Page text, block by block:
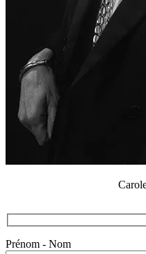
Prénom - Nom